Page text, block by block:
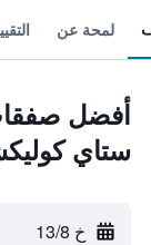
لمحة عن
أفضل
ستاي
خ 13/8